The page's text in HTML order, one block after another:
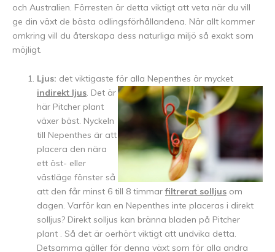
och Australien. Förresten är detta viktigt att veta när du vill
ge din växt de bästa odlingsförhållandena. När allt kommer
omkring vill du återskapa dess naturliga miljö så exakt som
möjligt.
Ljus: det viktigaste för alla Nepenthes är mycket
indirekt ljus. Det är
här Pitcher plant
växer bäst. Nyckeln
till Nepenthes är att
placera den nära
ett öst- eller
västläge fönster så
att den får minst 6 till 8 timmarfiltrerat solljus om
dagen. Varför kan en Nepenthes inte placeras i direkt
solljus? Direkt solljus kan bränna bladen på Pitcher
plant . Så det är oerhört viktigt att undvika detta.
Detsamma gäller för denna växt som för alla andra